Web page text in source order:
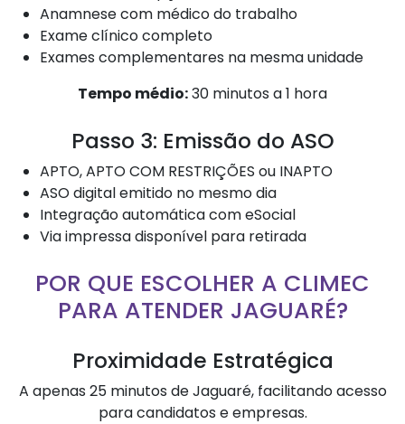
Anamnese com médico do trabalho
Exame clínico completo
Exames complementares na mesma unidade
Tempo médio:30 minutos a 1 hora
Passo 3: Emissão do ASO
APTO, APTO COM RESTRIÇÕES ou INAPTO
ASO digital emitido no mesmo dia
Integração automática com eSocial
Via impressa disponível para retirada
POR QUE ESCOLHER A CLIMEC
PARA ATENDER JAGUARÉ?
Proximidade Estratégica
A apenas 25 minutos de Jaguaré, facilitando acesso
para candidatos e empresas.